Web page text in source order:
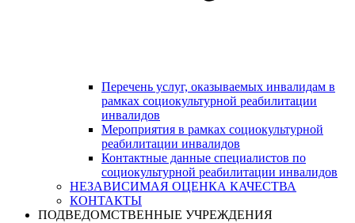
Перечень услуг, оказываемых инвалидам в
рамках социокультурной реабилитации
инвалидов
Мероприятия в рамках социокультурной
реабилитации инвалидов
Контактные данные специалистов по
социокультурной реабилитации инвалидов
НЕЗАВИСИМАЯ ОЦЕНКА КАЧЕСТВА
КОНТАКТЫ
ПОДВЕДОМСТВЕННЫЕ УЧРЕЖДЕНИЯ